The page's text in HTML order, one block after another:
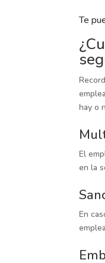
Te
hay o
El
en la
En